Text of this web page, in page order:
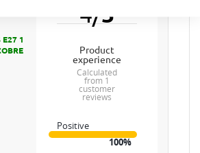
E27 1
4/5
product
experience
calculated
from 1
customer
reviews
Positive
100%